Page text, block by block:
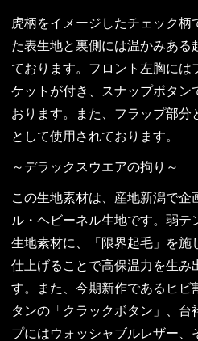
虎柄をイメージしたチェック柄
た表生地と裏側には温かみある
ております。フロント左胸には
ケットが付き、スナップボタン
おります。また、フラップ部分
として使用されております。
～デラックスウエアの拘り～
この生地素材は、産地新潟で企
ル・ヘビーネル生地です。弱テ
生地素材に、「限界起毛」を施
仕上げることで高保温力を生み
す。また、今期新作であるヒビ
タンの「クラックボタン」、台
プにはウォッシャブルレザー、